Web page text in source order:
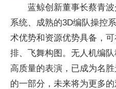
蓝鲸创新董事长蔡青
系统、成熟的3D编队操控
术优势和资源优势具备，
排、飞舞构图。无人机编
高质量的表演，已成为名
的一部分，未来将为更多